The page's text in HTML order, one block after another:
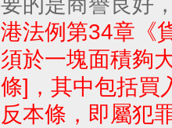
港法例第34章《
須於一塊面積夠
條]，其中包括買
反本條，即屬犯